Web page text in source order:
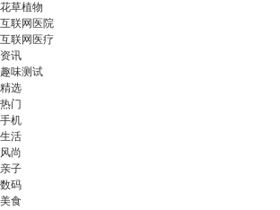
花草植物
互联网医院
互联网医疗
资讯
趣味测试
精选
热门
手机
生活
风尚
亲子
数码
美食